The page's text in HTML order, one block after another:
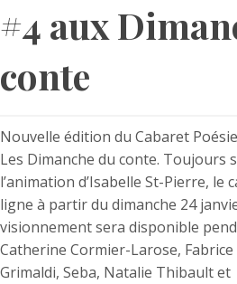
#4 aux
conte
Nouvelle édition du Cabaret
Les Dimanche du conte. Toujours
l’animation d’Isabelle St-Pierre, le
ligne à partir du dimanche 24
visionnement sera disponible
Catherine Cormier-Larose,
Grimaldi, Seba, Natalie Thibault et